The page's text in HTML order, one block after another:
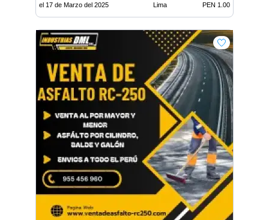
el 17 de Marzo del 2025 Lima PEN 1.00